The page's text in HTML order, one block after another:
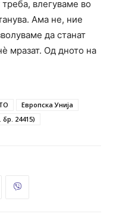
влегуваме во
Ама не, ние
да станат
мразат. Од дното на
Европска Унија
24415)